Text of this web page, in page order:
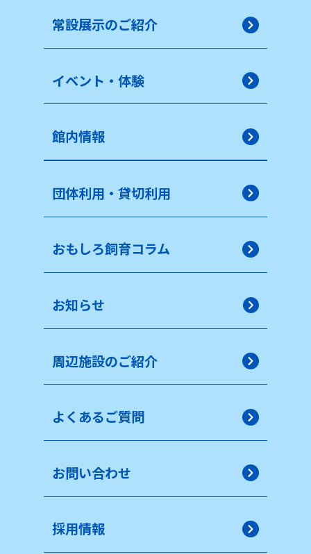
常設展示のご紹介
イベント・体験
館内情報
団体利用・貸切利用
おもしろ飼育コラム
お知らせ
周辺施設のご紹介
よくあるご質問
お問い合わせ
採用情報